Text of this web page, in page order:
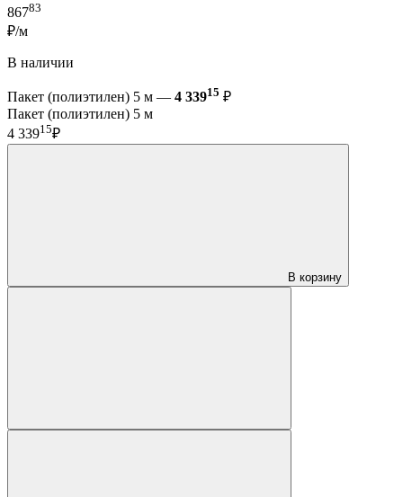
86783
₽/м
В наличии
Пакет (полиэтилен) 5 м — 4 33915 ₽
Пакет (полиэтилен) 5 м
4 33915₽
В корзину